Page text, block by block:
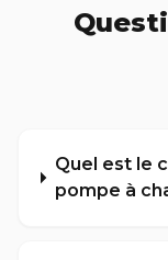
Quel est le
pompe à